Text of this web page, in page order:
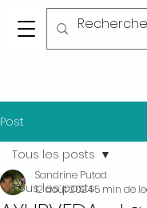
Post
Tous les posts
Tous les posts
Sandrine Putod
12 août 20245 min de